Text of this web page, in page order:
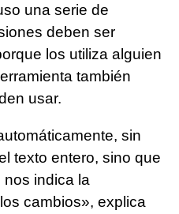
una serie de
deben ser
los utiliza alguien
también
usar.
sin
texto entero, sino que
indica la
cambios», explica